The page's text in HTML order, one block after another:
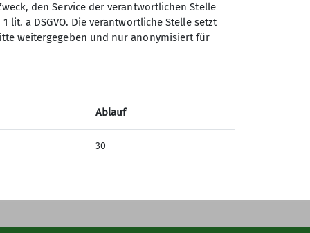
Sektion Straubing des
Deutschen Alpenvereins e.V.
den Service der verantwortlichen Stelle
a DSGVO. Die verantwortliche Stelle setzt
weitergegeben und nur anonymisiert für
Ablauf
30